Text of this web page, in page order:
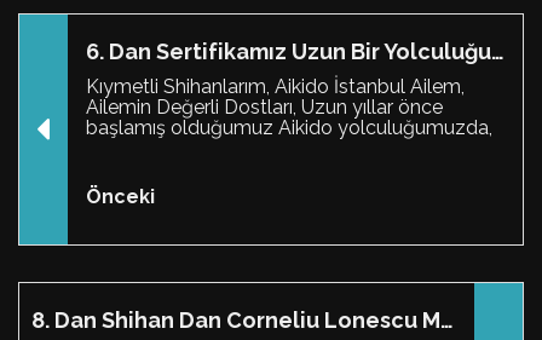
6. Dan Sertifikamız Uzun Bir Yolculuğun Sonunda Elimize Ulaştı
Kıymetli Shihanlarım, Aikido İstanbul Ailem,
Ailemin Değerli Dostları, Uzun yıllar önce
başlamış olduğumuz Aikido yolculuğumuzda,
Önceki
8. Dan Shihan Dan Corneliu Lonescu Mart 2016'da Aikido İstanbul Konuğu Olarak Dojomuzda...